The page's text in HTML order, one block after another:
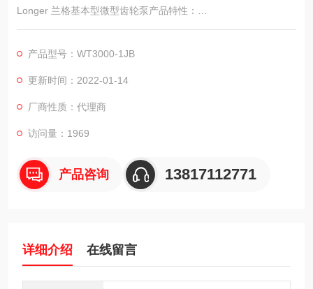
Longer 兰格基本型微型齿轮泵产品特性：
微型齿轮泵WT3000-1JB主要在实验室使用，采用直流无刷电
7-2571.4(ml/min)的流量范围，使用直流无刷电机驱动，具有效
率高和免费维护的特点。使用进口紧凑型精密不锈钢泵头，具有
输液体。
产品型号：WT3000-1JB
更新时间：2022-01-14
厂商性质：代理商
访问量：1969
产品咨询 13817112771
详细介绍 在线留言